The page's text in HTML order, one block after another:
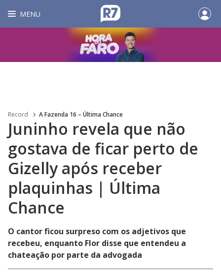
MENU
Record A Fazenda 16 – Última Chance
Juninho revela que não
gostava de ficar perto de
Gizelly após receber
plaquinhas | Última
Chance
O cantor ficou surpreso com os adjetivos que
recebeu, enquanto Flor disse que entendeu a
chateação por parte da advogada